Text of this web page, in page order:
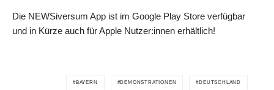
Die NEWSiversum App ist im Google Play Store verfügbar
und in Kürze auch für Apple Nutzer:innen erhältlich!
BAYERN DEMONSTRATIONEN DEUTSCHLAND